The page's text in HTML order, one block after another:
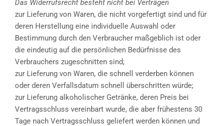
Das Widerrufsrecht besteht nicht bei Verträgen
zur Lieferung von Waren, die nicht vorgefertigt sind und für
deren Herstellung eine individuelle Auswahl oder
Bestimmung durch den Verbraucher maßgeblich ist oder
die eindeutig auf die persönlichen Bedürfnisse des
Verbrauchers zugeschnitten sind;
zur Lieferung von Waren, die schnell verderben können
oder deren Verfallsdatum schnell überschritten würde;
zur Lieferung alkoholischer Getränke, deren Preis bei
Vertragsschluss vereinbart wurde, die aber frühestens 30
Tage nach Vertragsschluss geliefert werden können und